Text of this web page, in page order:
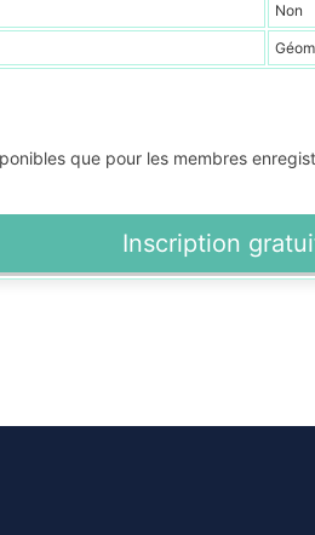
Non
que pour les membres
Inscription